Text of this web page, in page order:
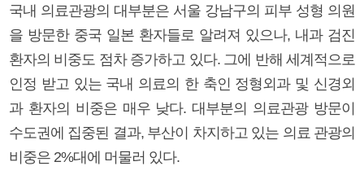
국내 의료관광의 대부분은 서울 강남구의 피부 성형 의원
을 방문한 중국 일본 환자들로 알려져 있으나, 내과 검진
환자의 비중도 점차 증가하고 있다. 그에 반해 세계적으로
인정 받고 있는 국내 의료의 한 축인 정형외과 및 신경외
과 환자의 비중은 매우 낮다. 대부분의 의료관광 방문이
수도권에 집중된 결과, 부산이 차지하고 있는 의료 관광의
비중은 2%대에 머물러 있다.